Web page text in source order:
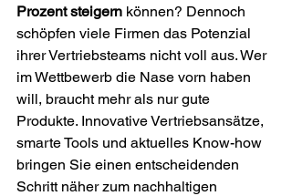
Prozent steigern können? Dennoch
schöpfen viele Firmen das Potenzial
ihrer Vertriebsteams nicht voll aus. Wer
im Wettbewerb die Nase vorn haben
will, braucht mehr als nur gute
Produkte. Innovative Vertriebsansätze,
smarte Tools und aktuelles Know-how
bringen Sie einen entscheidenden
Schritt näher zum nachhaltigen